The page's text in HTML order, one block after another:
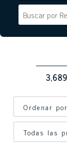
3,689